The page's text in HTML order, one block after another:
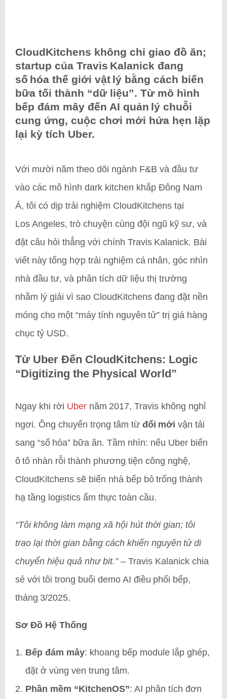
CloudKitchens không chỉ giao đồ ăn;
startup của Travis Kalanick đang
số hóa thế giới vật lý bằng cách biến
bữa tối thành “dữ liệu”. Từ mô hình
bếp đám mây đến AI quản lý chuỗi
cung ứng, cuộc chơi mới hứa hẹn lặp
lại kỳ tích Uber.
Với mười năm theo dõi ngành F&B và đầu tư
vào các mô hình dark kitchen khắp Đông Nam
Á, tôi có dịp trải nghiệm CloudKitchens tại
Los Angeles, trò chuyện cùng đội ngũ kỹ sư, và
đặt câu hỏi thẳng với chính Travis Kalanick. Bài
viết này tổng hợp trải nghiệm cá nhân, góc nhìn
nhà đầu tư, và phân tích dữ liệu thị trường
nhằm lý giải vì sao CloudKitchens đang đặt nền
móng cho một “máy tính nguyên tử” trị giá hàng
chục tỷ USD.
Từ Uber Đến CloudKitchens: Logic
“Digitizing the Physical World”
Ngay khi rời Uber năm 2017, Travis không nghỉ
ngơi. Ông chuyển trọng tâm từ đổi mới vận tải
sang “số hóa” bữa ăn. Tầm nhìn: nếu Uber biến
ô tô nhàn rỗi thành phương tiện công nghệ,
CloudKitchens sẽ biến nhà bếp bỏ trống thành
hạ tầng logistics ẩm thực toàn cầu.
“Tôi không làm mạng xã hội hút thời gian; tôi
trao lại thời gian bằng cách khiến nguyên tử di
chuyển hiệu quả như bit.”– Travis Kalanick chia
sẻ với tôi trong buổi demo AI điều phối bếp,
tháng 3/2025.
Sơ Đồ Hệ Thống
Bếp đám mây: khoang bếp module lắp ghép,
đặt ở vùng ven trung tâm.
Phần mềm “KitchenOS”: AI phân tích đơn